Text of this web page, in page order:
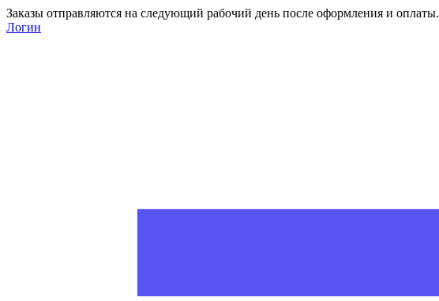
Заказы отправляются на следующий рабочий день после оформления и оплаты.
Логин